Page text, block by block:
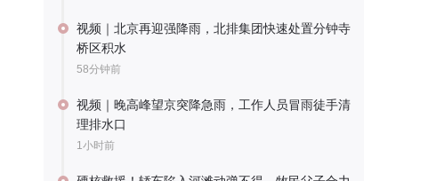
视频｜北京再迎强降雨，北排集团快速处置分钟寺
桥区积水
58分钟前
视频｜晚高峰望京突降急雨，工作人员冒雨徒手清
理排水口
1小时前